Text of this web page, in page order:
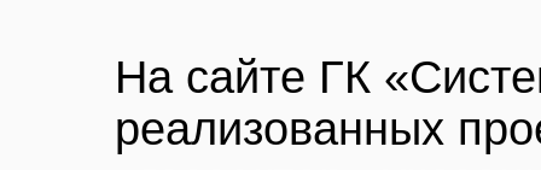
На сайте ГК
реализованных